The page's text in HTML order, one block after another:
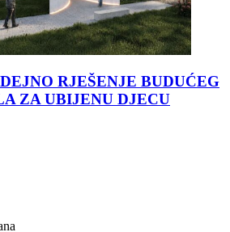
RJEŠENJE BUDUĆEG
ZA UBIJENU DJECU